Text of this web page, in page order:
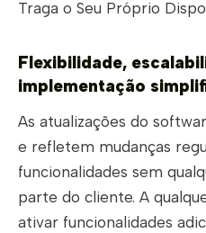
Traga o Seu Próprio
Flexibilidade,
implementação
As atualizações do
e refletem mudanças
funcionalidades sem
parte do cliente. A
ativar funcionalidades